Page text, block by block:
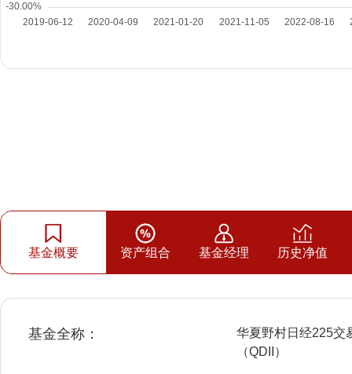
基金概要 资产组合 基金经理 历史净值
基金全称：
华夏野村日经225交
（QDII）